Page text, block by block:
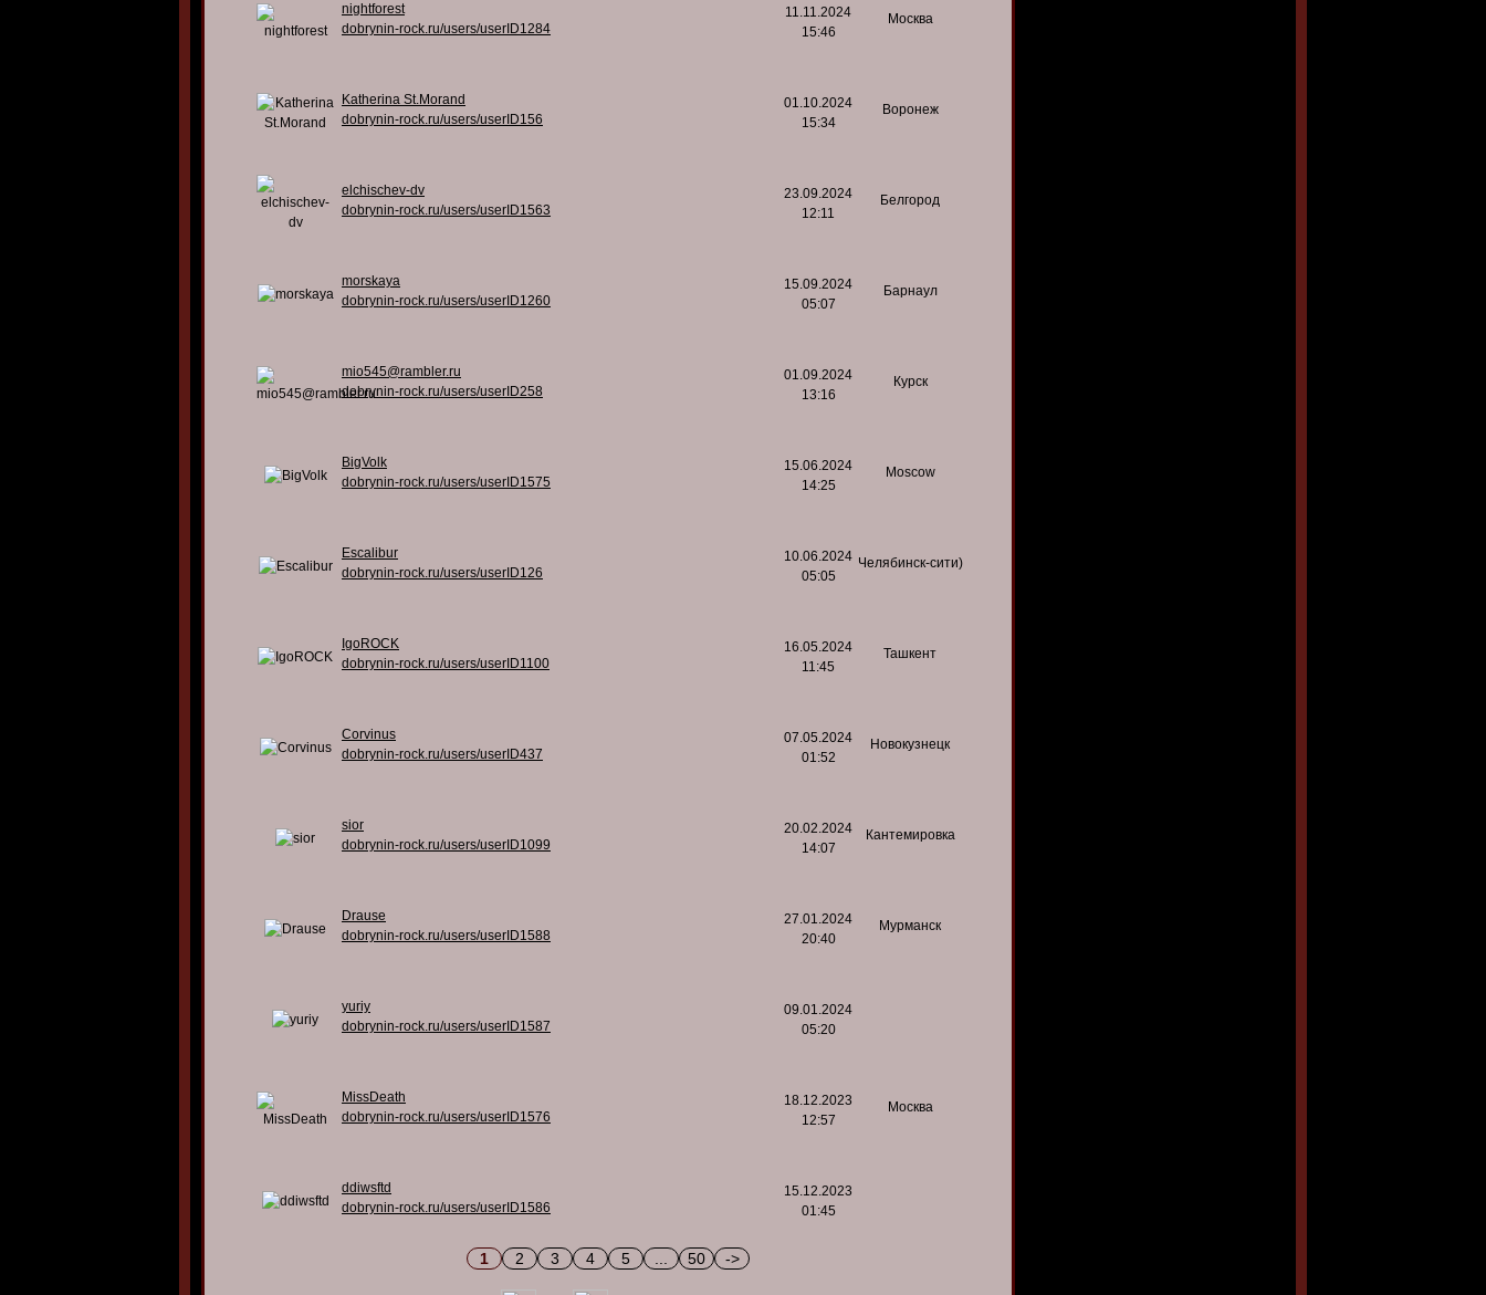
nightforest
dobrynin-rock.ru/users/userID1284
11.11.2024
15:46
Москва
Katherina St.Morand
dobrynin-rock.ru/users/userID156
01.10.2024
15:34
Воронеж
elchischev-dv
dobrynin-rock.ru/users/userID1563
23.09.2024
12:11
Белгород
morskaya
dobrynin-rock.ru/users/userID1260
15.09.2024
05:07
Барнаул
mio545@rambler.ru
dobrynin-rock.ru/users/userID258
01.09.2024
13:16
Курск
BigVolk
dobrynin-rock.ru/users/userID1575
15.06.2024
14:25
Moscow
Escalibur
dobrynin-rock.ru/users/userID126
10.06.2024
05:05
Челябинск-сити)
IgoROCK
dobrynin-rock.ru/users/userID1100
16.05.2024
11:45
Ташкент
Corvinus
dobrynin-rock.ru/users/userID437
07.05.2024
01:52
Новокузнецк
sior
dobrynin-rock.ru/users/userID1099
20.02.2024
14:07
Кантемировка
Drause
dobrynin-rock.ru/users/userID1588
27.01.2024
20:40
Мурманск
yuriy
dobrynin-rock.ru/users/userID1587
09.01.2024
05:20
MissDeath
dobrynin-rock.ru/users/userID1576
18.12.2023
12:57
Москва
ddiwsftd
dobrynin-rock.ru/users/userID1586
15.12.2023
01:45
1 2 3 4 5 50 ->